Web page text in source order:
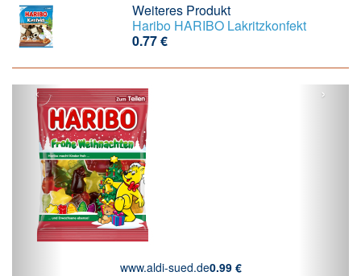
Weiteres Produkt
Haribo HARIBO Lakritzkonfekt
0.77 €
www.aldi-sued.de0.99 €
‹ ›